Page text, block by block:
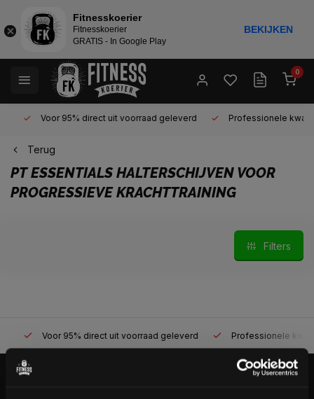
0
Voor 95% direct uit voorraad geleverd Professionele kwaliteit
Terug
PT ESSENTIALS HALTERSCHIJVEN VOOR
PROGRESSIEVE KRACHTTRAINING
Filters
Voor 95% direct uit voorraad geleverd Professionele
Fitnesskoerier
Fitnesskoerier
GRATIS - In Google Play
BEKIJKEN